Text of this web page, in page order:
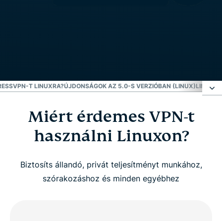
T LINUXRA?ÚJDONSÁGOK AZ 5.0-S VERZIÓBAN (LINUX)LINUX-
Miért érdemes VPN-t használni Linuxon?
Az ExpressVPN beállítása Linuxon
Mire figyelj Linux VPN választásakor
Miért érdemes VPN-t
használni Linuxon?
Biztosíts állandó, privát teljesítményt munkához,
szórakozáshoz és minden egyébhez